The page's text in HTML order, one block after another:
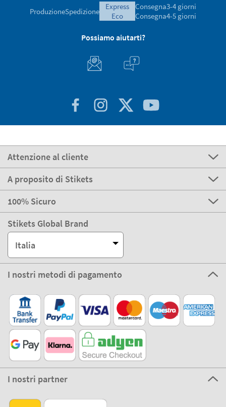
ProduzioneSpedizione
express
eco
Consegna3-4 giorni
Consegna4-5 giorni
Possiamo aiutarti?
Attenzione al cliente
A proposito di Stikets
100% Sicuro
Stikets Global Brand
Italia
I nostri metodi di pagamento
I nostri partner